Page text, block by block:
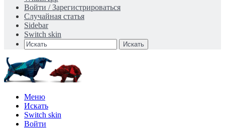
Войти / Зарегистрироваться
Случайная статья
Sidebar
Switch skin
Искать
Меню
Искать
Switch skin
Войти